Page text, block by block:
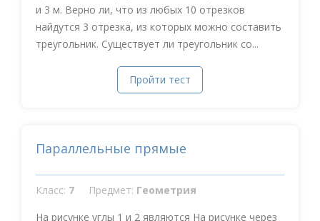
и 3 м. Верно ли, что из любых 10 отрезков
найдутся 3 отрезка, из которых можно составить
треугольник. Существует ли треугольник со...
Пройти тест
Параллельные прямые
Класс: 7 Предмет: Геометрия
На рисунке углы 1 и 2 являются На рисунке через